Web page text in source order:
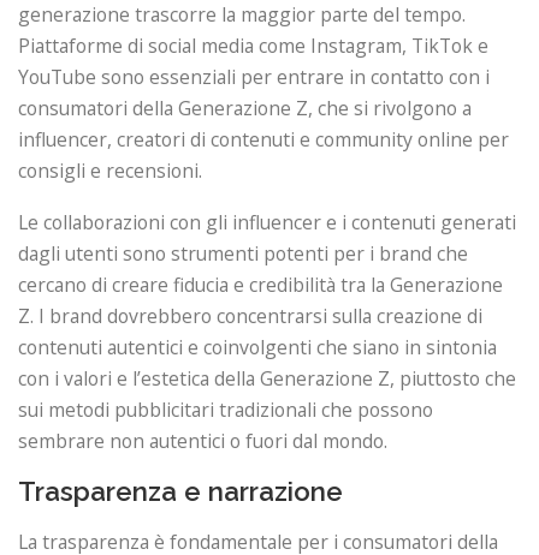
generazione trascorre la maggior parte del tempo.
Piattaforme di social media come Instagram, TikTok e
YouTube sono essenziali per entrare in contatto con i
consumatori della Generazione Z, che si rivolgono a
influencer, creatori di contenuti e community online per
consigli e recensioni.
Le collaborazioni con gli influencer e i contenuti generati
dagli utenti sono strumenti potenti per i brand che
cercano di creare fiducia e credibilità tra la Generazione
Z. I brand dovrebbero concentrarsi sulla creazione di
contenuti autentici e coinvolgenti che siano in sintonia
con i valori e l’estetica della Generazione Z, piuttosto che
sui metodi pubblicitari tradizionali che possono
sembrare non autentici o fuori dal mondo.
Trasparenza e narrazione
La trasparenza è fondamentale per i consumatori della